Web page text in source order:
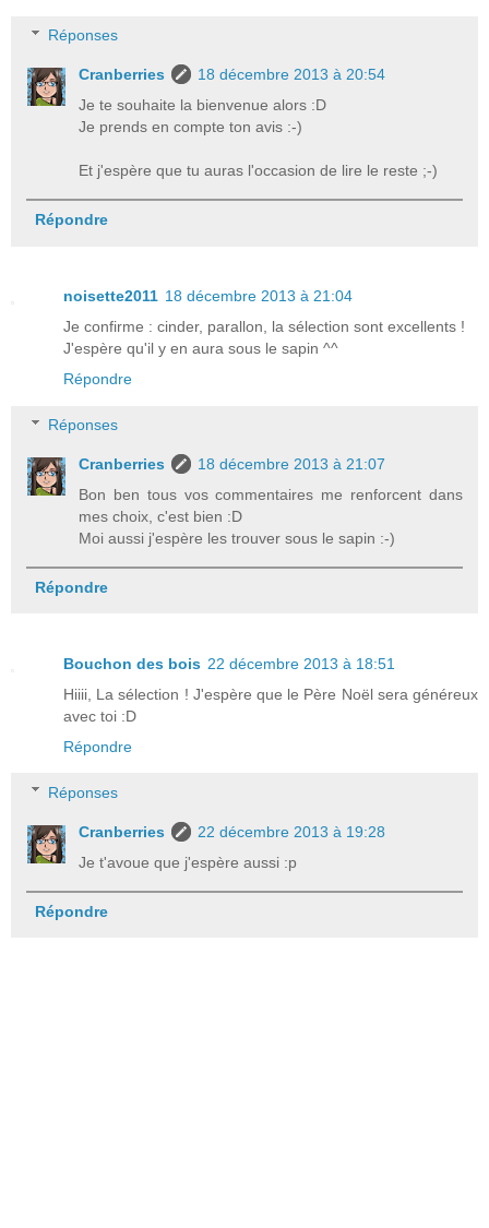
Réponses
Cranberries
18 décembre 2013 à 20:54
Je te souhaite la bienvenue alors :D
Je prends en compte ton avis :-)
Et j'espère que tu auras l'occasion de lire le reste ;-)
Répondre
noisette2011 18 décembre 2013 à 21:04
Je confirme : cinder, parallon, la sélection sont excellents !
J'espère qu'il y en aura sous le sapin ^^
Répondre
Réponses
Cranberries
18 décembre 2013 à 21:07
Bon ben tous vos commentaires me renforcent dans
mes choix, c'est bien :D
Moi aussi j'espère les trouver sous le sapin :-)
Répondre
Bouchon des bois 22 décembre 2013 à 18:51
Hiiii, La sélection ! J'espère que le Père Noël sera généreux
avec toi :D
Répondre
Réponses
Cranberries
22 décembre 2013 à 19:28
Je t'avoue que j'espère aussi :p
Répondre